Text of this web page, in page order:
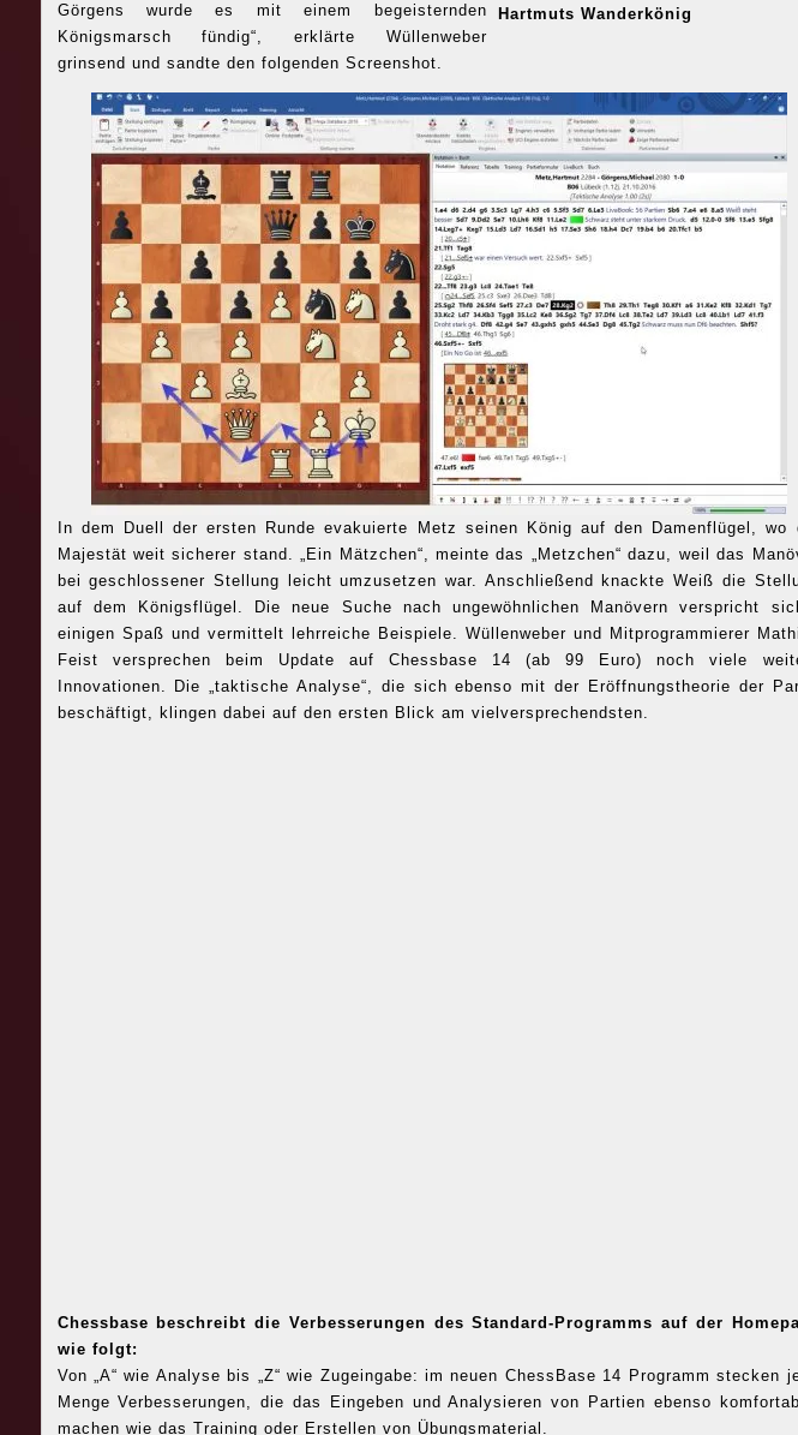
Hartmuts Wanderkönig
Görgens wurde es mit einem begeisternden
Königsmarsch fündig“, erklärte Wüllenweber
grinsend und sandte den folgenden Screenshot.
In dem Duell der ersten Runde evakuierte Metz seinen König auf den Damenflügel, wo
Majestät weit sicherer stand. „Ein Mätzchen“, meinte das „Metzchen“ dazu, weil das
bei geschlossener Stellung leicht umzusetzen war. Anschließend knackte Weiß die
auf dem Königsflügel. Die neue Suche nach ungewöhnlichen Manövern verspricht
einigen Spaß und vermittelt lehrreiche Beispiele. Wüllenweber und Mitprogrammierer
Feist versprechen beim Update auf Chessbase 14 (ab 99 Euro) noch viele
Innovationen. Die „taktische Analyse“, die sich ebenso mit der Eröffnungstheorie der
beschäftigt, klingen dabei auf den ersten Blick am vielversprechendsten.
Chessbase beschreibt die Verbesserungen des Standard-Programms auf der
wie folgt:
Von „A“ wie Analyse bis „Z“ wie Zugeingabe: im neuen ChessBase 14 Programm stecken
Menge Verbesserungen, die das Eingeben und Analysieren von Partien ebenso
machen wie das Training oder Erstellen von Übungsmaterial.